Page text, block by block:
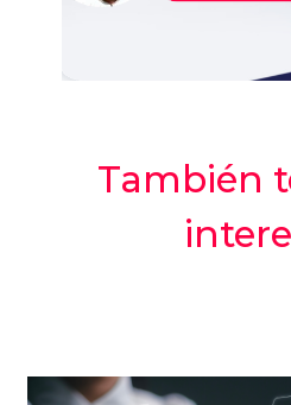
También